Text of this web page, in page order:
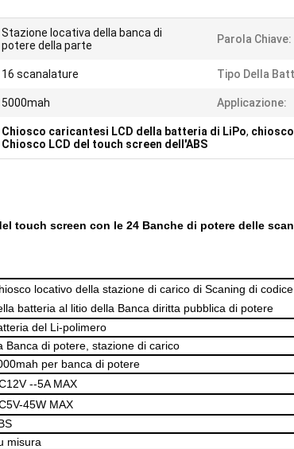
Stazione locativa della banca di
potere della parte
Parola Chiave:
16 scanalature Tipo Della
5000mah Applicazione:
Chiosco caricantesi LCD della batteria di LiPo,
Chiosco LCD del touch screen dell'ABS
touch screen con le 24 Banche di potere delle
locativo della stazione di carico di Scaning di
batteria al litio della Banca diritta pubblica di potere
del Li-polimero
Banca di potere, stazione di carico
per banca di potere
--5A MAX
45W MAX
misura